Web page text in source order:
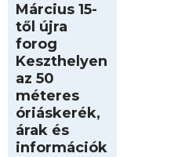
Március 15-
től újra
forog
Keszthelyen
az 50
méteres
óriáskerék,
árak és
információk